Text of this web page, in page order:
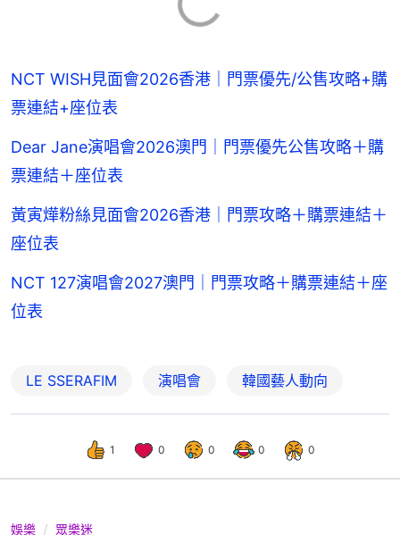
NCT WISH見面會2026香港｜門票優先/公售攻略+購
票連結+座位表
Dear Jane演唱會2026澳門｜門票優先公售攻略＋購
票連結＋座位表
黃寅燁粉絲見面會2026香港｜門票攻略＋購票連結＋
座位表
NCT 127演唱會2027澳門｜門票攻略＋購票連結＋座
位表
LE SSERAFIM 演唱會 韓國藝人動向
1 0 0 0 0
娛樂 眾樂迷